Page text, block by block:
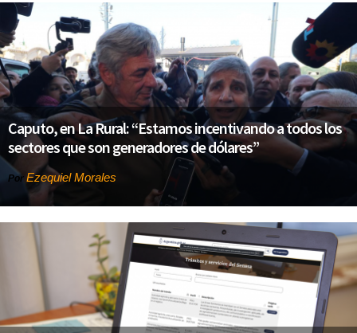
Caputo, en La Rural: “Estamos incentivando a todos los
sectores que son generadores de dólares”
Por Ezequiel Morales